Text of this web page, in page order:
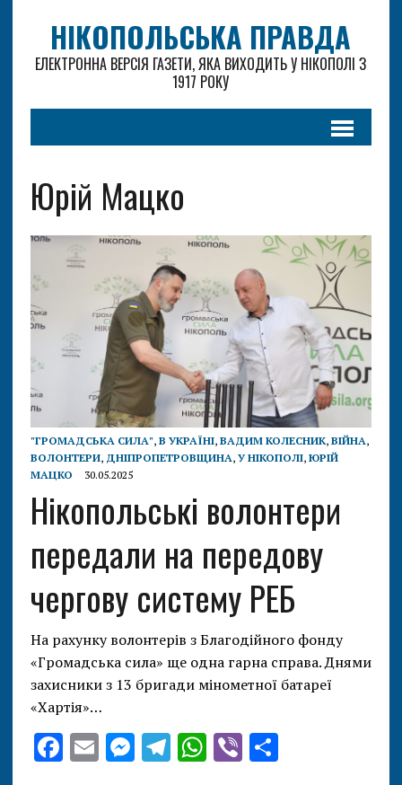
НІКОПОЛЬСЬКА ПРАВДА
ЕЛЕКТРОННА ВЕРСІЯ ГАЗЕТИ, ЯКА ВИХОДИТЬ У НІКОПОЛІ З
1917 РОКУ
Юрій Мацко
"ГРОМАДСЬКА СИЛА", В УКРАЇНІ, ВАДИМ КОЛЕСНИК, ВІЙНА,
ВОЛОНТЕРИ, ДНІПРОПЕТРОВЩИНА, У НІКОПОЛІ, ЮРІЙ
МАЦКО
30.05.2025
Нікопольські волонтери
передали на передову
чергову систему РЕБ
На рахунку волонтерів з Благодійного фонду
«Громадська сила» ще одна гарна справа. Днями
захисники з 13 бригади мінометної батареї
«Хартія»…
F E M T W ViО